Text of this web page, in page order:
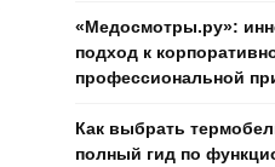
«Медосмотры.ру»:
подход к
профессиональной
Как выбрать
полный гид по